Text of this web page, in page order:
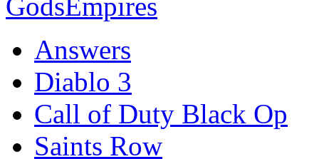
Answers
Diablo 3
Call of Duty Black Op
Saints Row